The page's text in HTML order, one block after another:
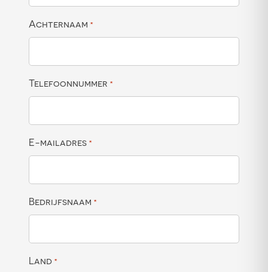
Achternaam *
Telefoonnummer *
E-mailadres *
Bedrijfsnaam *
Land *